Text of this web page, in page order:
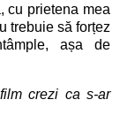
cu prietena mea
trebuie să forțez
așa de
crezi ca s-ar